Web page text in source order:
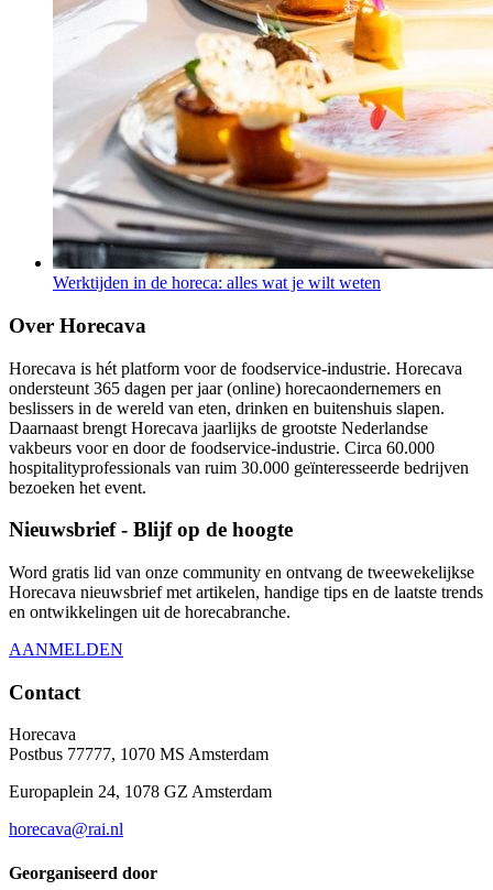
Werktijden in de horeca: alles wat je wilt weten
Over Horecava
Horecava is hét platform voor de foodservice-industrie. Horecava
ondersteunt 365 dagen per jaar (online) horecaondernemers en
beslissers in de wereld van eten, drinken en buitenshuis slapen.
Daarnaast brengt Horecava jaarlijks de grootste Nederlandse
vakbeurs voor en door de foodservice-industrie. Circa 60.000
hospitalityprofessionals van ruim 30.000 geïnteresseerde bedrijven
bezoeken het event.
Nieuwsbrief - Blijf op de hoogte
Word gratis lid van onze community en ontvang de tweewekelijkse
Horecava nieuwsbrief met artikelen, handige tips en de laatste trends
en ontwikkelingen uit de horecabranche.
AANMELDEN
Contact
Horecava
Postbus 77777, 1070 MS Amsterdam
Europaplein 24, 1078 GZ Amsterdam
horecava@rai.nl
Georganiseerd door